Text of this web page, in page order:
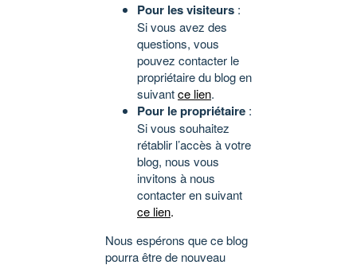
Pour les visiteurs :
Si vous avez des
questions, vous
pouvez contacter le
propriétaire du blog en
suivantce lien.
Pour le propriétaire :
Si vous souhaitez
rétablir l’accès à votre
blog, nous vous
invitons à nous
contacter en suivant
ce lien.
Nous espérons que ce blog
pourra être de nouveau